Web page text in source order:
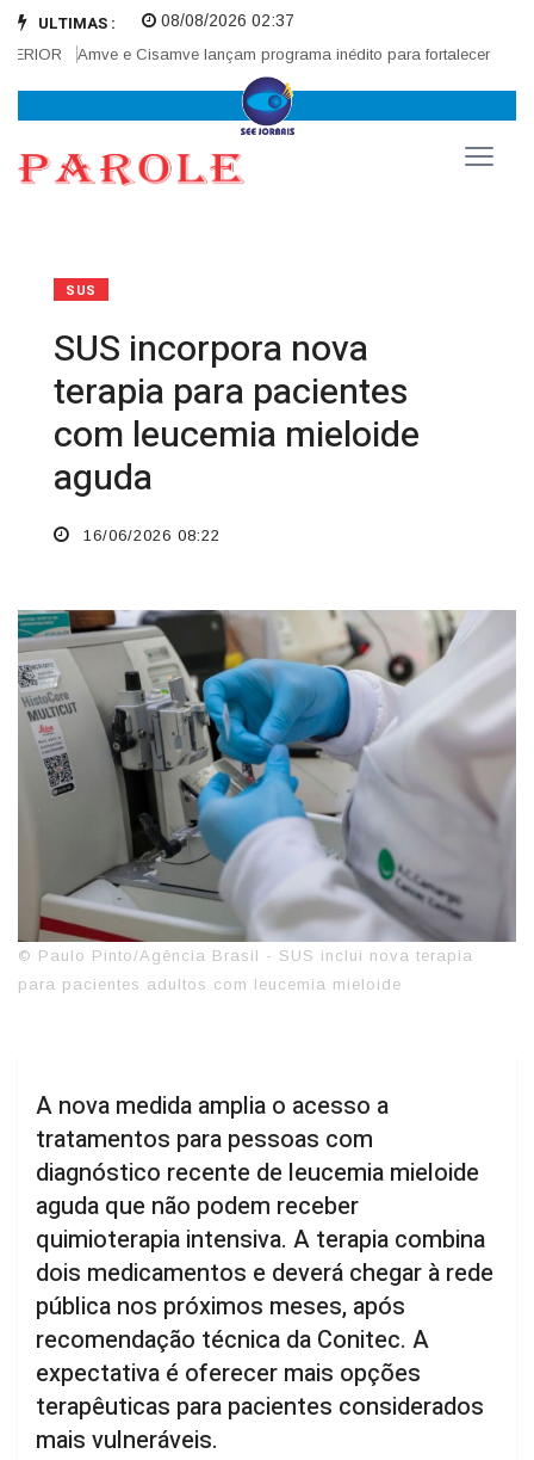
ULTIMAS :
Amve e Cisamve lançam programa inédito para fortalecer
08/08/2026 02:37
SUS
SUS incorpora nova
terapia para pacientes
com leucemia mieloide
aguda
16/06/2026 08:22
© Paulo Pinto/Agência Brasil - SUS inclui nova terapia
para pacientes adultos com leucemia mieloide
A nova medida amplia o acesso a
tratamentos para pessoas com
diagnóstico recente de leucemia mieloide
aguda que não podem receber
quimioterapia intensiva. A terapia combina
dois medicamentos e deverá chegar à rede
pública nos próximos meses, após
recomendação técnica da Conitec. A
expectativa é oferecer mais opções
terapêuticas para pacientes considerados
mais vulneráveis.